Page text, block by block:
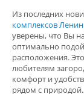
Из последних
комплексов
уверены, что Вы
оптимально
расположения.
любителям
комфорт и
рядом с природой.